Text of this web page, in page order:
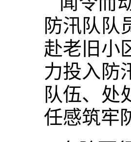
防汛队 队
赴老旧小
力投入防
队伍、处
任感筑牢